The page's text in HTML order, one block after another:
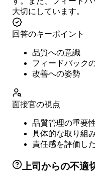
大切にしています。
回答のキーポイント
品質への意識
フィードバック
改善への姿勢
面接官の視点
品質管理の重要
具体的な取り組
責任感を評価し
上司からの不適